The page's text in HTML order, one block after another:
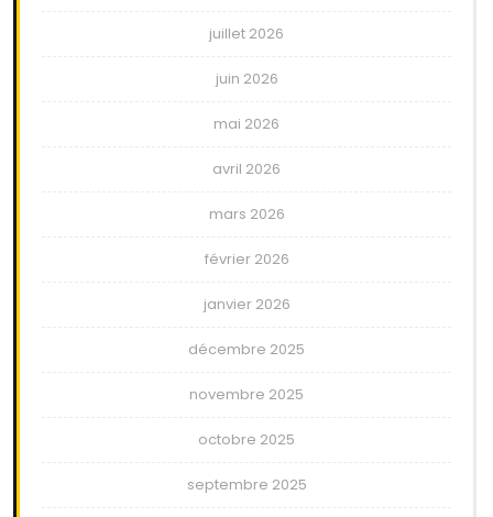
juillet 2026
juin 2026
mai 2026
avril 2026
mars 2026
février 2026
janvier 2026
décembre 2025
novembre 2025
octobre 2025
septembre 2025